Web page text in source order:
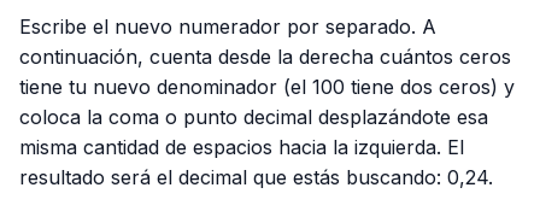
Escribe el nuevo numerador por separado. A
continuación, cuenta desde la derecha cuántos ceros
tiene tu nuevo denominador (el 100 tiene dos ceros) y
coloca la coma o punto decimal desplazándote esa
misma cantidad de espacios hacia la izquierda. El
resultado será el decimal que estás buscando: 0,24.